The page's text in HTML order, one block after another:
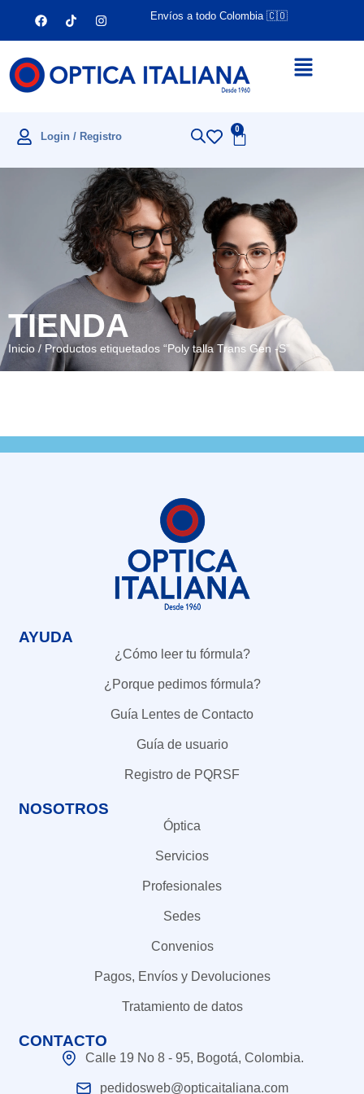
Envíos a todo Colombia 🇨🇴
Login / Registro
0
TIENDA
Inicio / Productos etiquetados “Poly talla Trans Gen -S”
AYUDA
¿Cómo leer tu fórmula?
¿Porque pedimos fórmula?
Guía Lentes de Contacto
Guía de usuario
Registro de PQRSF
NOSOTROS
Óptica
Servicios
Profesionales
Sedes
Convenios
Pagos, Envíos y Devoluciones
Tratamiento de datos
CONTACTO
Calle 19 No 8 - 95, Bogotá, Colombia.
pedidosweb@opticaitaliana.com